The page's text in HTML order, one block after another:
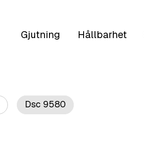
Gjutning Hållbarhet
Dsc 9580